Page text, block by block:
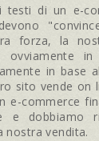
di un e-
forza, la
ovviamente
in base
sito vende on
e-commerce
e dobbiamo
nostra vendita.